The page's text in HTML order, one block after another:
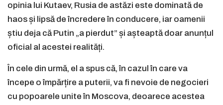
opinia lui Kutaev, Rusia de astăzi este dominată de
haos și lipsă de încredere în conducere, iar oamenii
știu deja că Putin „a pierdut” și așteaptă doar anunțul
oficial al acestei realități.
În cele din urmă, el a spus că, în cazul în care va
începe o împărțire a puterii, va fi nevoie de negocieri
cu popoarele unite în Moscova, deoarece acestea